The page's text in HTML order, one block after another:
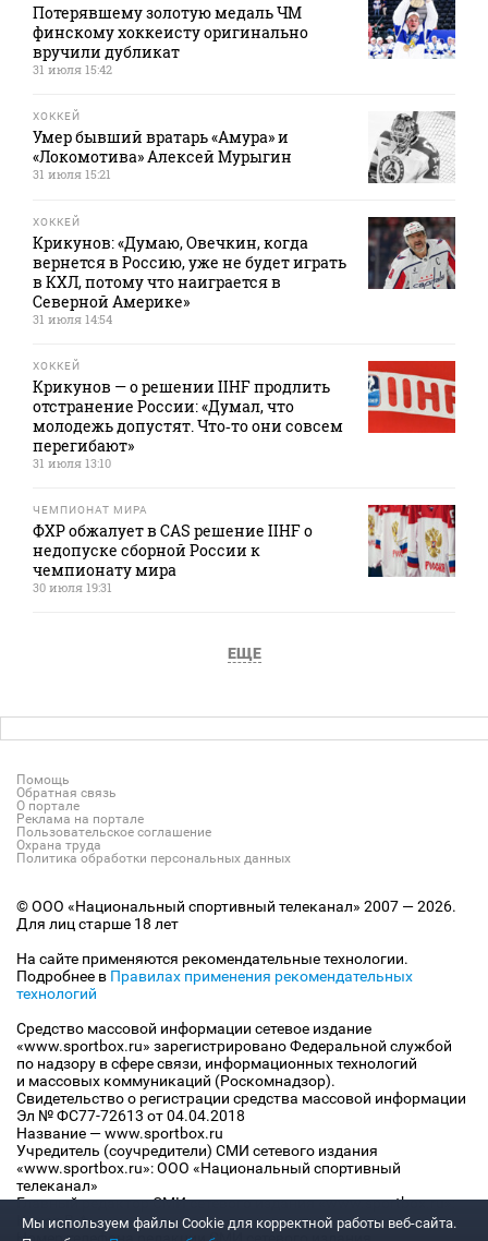
Потерявшему золотую медаль ЧМ
финскому хоккеисту оригинально
вручили дубликат
31 июля 15:42
ХОККЕЙ
Умер бывший вратарь «Амура» и
«Локомотива» Алексей Мурыгин
31 июля 15:21
ХОККЕЙ
Крикунов: «Думаю, Овечкин, когда
вернется в Россию, уже не будет играть
в КХЛ, потому что наиграется в
Северной Америке»
31 июля 14:54
ХОККЕЙ
Крикунов — о решении IIHF продлить
отстранение России: «Думал, что
молодежь допустят. Что‑то они совсем
перегибают»
31 июля 13:10
ЧЕМПИОНАТ МИРА
ФХР обжалует в CAS решение IIHF о
недопуске сборной России к
чемпионату мира
30 июля 19:31
ЕЩЕ
Помощь
Обратная связь
О портале
Реклама на портале
Пользовательское соглашение
Охрана труда
Политика обработки персональных данных
© ООО «Национальный спортивный телеканал» 2007 — 2026.
Для лиц старше 18 лет
На сайте применяются рекомендательные технологии.
Подробнее в Правилах применения рекомендательных
технологий
Средство массовой информации сетевое издание
«www.sportbox.ru» зарегистрировано Федеральной службой
по надзору в сфере связи, информационных технологий
и массовых коммуникаций (Роскомнадзор).
Свидетельство о регистрации средства массовой информации
Эл № ФС77-72613 от 04.04.2018
Название — www.sportbox.ru
Учредитель (соучредители) СМИ сетевого издания
«www.sportbox.ru»: ООО «Национальный спортивный
телеканал»
Главный редактор СМИ сетевого издания «www.sportbox.ru»:
Конов В.А.
Номер телефона редакции СМИ сетевого издания
Мы используем файлы Сookie для корректной работы веб-сайта.